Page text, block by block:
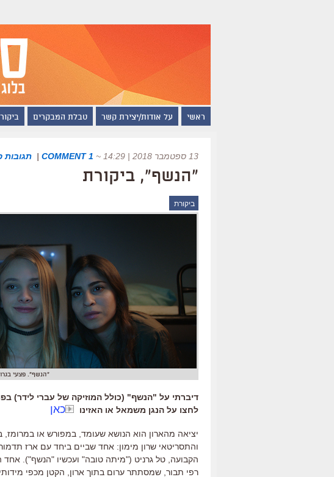
ראשי על אודות/יצירת קשר טבלת המבקרים
13 ספטמבר 2018 | 14:29 ~
1 COMMENT
| תגובות
"הנשף", ביקורת
ביקורת
"הנשף". פצעי בגרות
דיברתי על "הנשף" (כולל המוזיקה של עברי לידר)
לחצו על הנגן משמאל או האזינו
כאן
יציאה מהארון הוא הנושא שעומד במפורש או במרומז
והתסריטאי שרון מימון: אחד שביים ביחד עם ארז
הקבועה טל גרניט ("מיתה טובה" ועכשיו "הנשף"). אחד
רפי תבור שמסתתר ערום בתוך ארון, הקטן מכפי